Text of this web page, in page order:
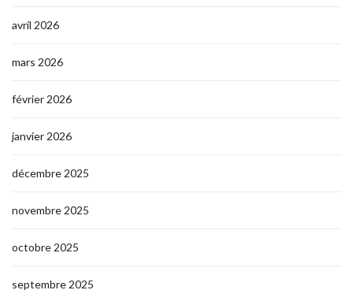
avril 2026
mars 2026
février 2026
janvier 2026
décembre 2025
novembre 2025
octobre 2025
septembre 2025